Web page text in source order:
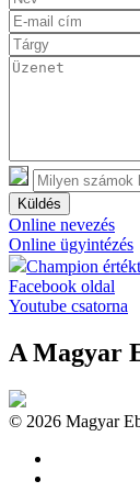
Küldés
Online nevezés
Online ügyintézés
Champion
Facebook oldal
Youtube csatorna
A Magyar
© 2026 Magyar